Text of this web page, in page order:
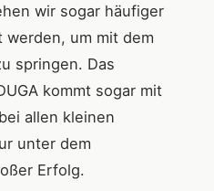
wir sogar häufiger
werden, um mit dem
springen. Das
kommt sogar mit
allen kleinen
unter dem
Erfolg.